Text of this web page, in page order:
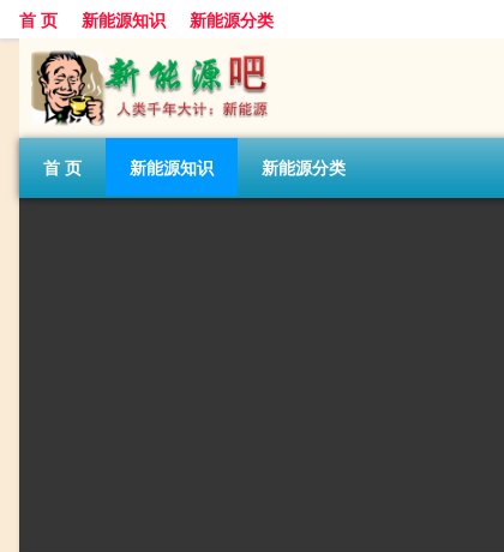
首 页 新能源知识 新能源分类
首 页 新能源知识 新能源分类